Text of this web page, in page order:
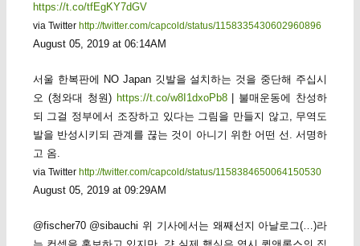
https://t.co/tfEgKY7dGV
via Twitter http://twitter.com/capcold/status/1158335430602960896
August 05, 2019 at 06:14AM
서울 한복판에 NO Japan 깃발을 설치하는 것을 중단해 주십시
오 (청와대 청원) https://t.co/w8I1dxoPb8| 불매운동에 찬성하
되 그걸 정부에서 조장하고 있다는 그림을 만들지 않고, 무역도
발을 반성시키되 관계를 끊는 것이 아니기 위한 어떤 선. 서명하
고 옴.
via Twitter http://twitter.com/capcold/status/1158384650064150530
August 05, 2019 at 09:29AM
@fischer70 @sibauchi 위 기사에서는 왜째선지 아날로그(…)라